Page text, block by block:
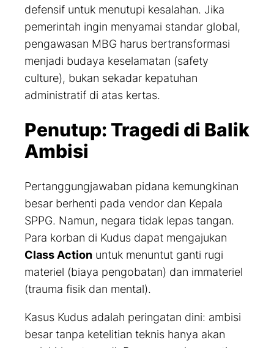
defensif untuk menutupi kesalahan. Jika
pemerintah ingin menyamai standar global,
pengawasan MBG harus bertransformasi
menjadi budaya keselamatan (safety
culture), bukan sekadar kepatuhan
administratif di atas kertas.
Penutup: Tragedi di Balik
Ambisi
Pertanggungjawaban pidana kemungkinan
besar berhenti pada vendor dan Kepala
SPPG. Namun, negara tidak lepas tangan.
Para korban di Kudus dapat mengajukan
Class Action untuk menuntut ganti rugi
materiel (biaya pengobatan) dan immateriel
(trauma fisik dan mental).
Kasus Kudus adalah peringatan dini: ambisi
besar tanpa ketelitian teknis hanya akan